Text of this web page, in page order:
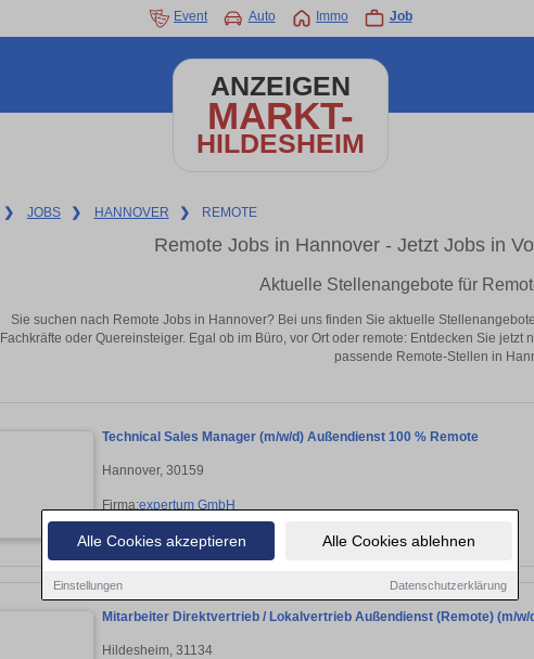
Alle Cookies akzeptieren Alle Cookies ablehnen
Einstellungen Datenschutzerklärung
Event Auto Immo Job
ANZEIGEN
MARKT-
HILDESHEIM
❯ JOBS ❯ HANNOVER ❯ REMOTE
Remote Jobs in Hannover - Jetzt Jobs in
Aktuelle Stellenangebote für
Sie suchen nach Remote Jobs in Hannover? Bei uns finden Sie aktuelle
Fachkräfte oder Quereinsteiger. Egal ob im Büro, vor Ort oder remote: Entdecken Sie
passende Remote-Stellen in
Technical Sales Manager (m/w/d) Außendienst 100 % Remote
Hannover, 30159
Firma:expertum GmbH
Mitarbeiter Direktvertrieb / Lokalvertrieb Außendienst (Remote) (m/w/
Hildesheim, 31134